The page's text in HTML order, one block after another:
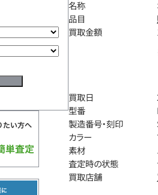
名称
品目
買取金額
買取日
型番
製造番号・刻印
カラー
素材
査定時の状態
買取店舗